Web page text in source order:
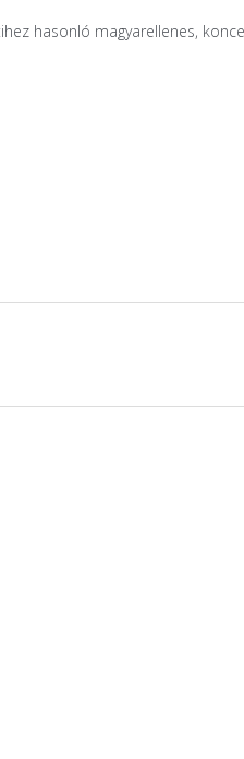
hasonló magyarellenes,